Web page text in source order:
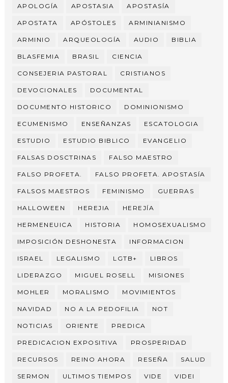
APOLOGÍA APOSTASIA APOSTASÍA
APOSTATA APÓSTOLES ARMINIANISMO
ARMINIO ARQUEOLOGÍA AUDIO BIBLIA
BLASFEMIA BRASIL CIENCIA
CONSEJERIA PASTORAL CRISTIANOS
DEVOCIONALES DOCUMENTAL
DOCUMENTO HISTORICO DOMINIONISMO
ECUMENISMO ENSEÑANZAS ESCATOLOGIA
ESTUDIO ESTUDIO BIBLICO EVANGELIO
FALSAS DOSCTRINAS FALSO MAESTRO
FALSO PROFETA. FALSO PROFETA. APOSTASÍA
FALSOS MAESTROS FEMINISMO GUERRAS
HALLOWEEN HEREJIA HEREJÍA
HERMENEUICA HISTORIA HOMOSEXUALISMO
IMPOSICIÓN DESHONESTA INFORMACION
ISRAEL LEGALISMO LGTB+ LIBROS
LIDERAZGO MIGUEL ROSELL MISIONES
MOHLER MORALISMO MOVIMIENTOS
NAVIDAD NO A LA PEDOFILIA NOT
NOTICIAS ORIENTE PREDICA
PREDICACION EXPOSITIVA PROSPERIDAD
RECURSOS REINO AHORA RESEÑA SALUD
SERMON ULTIMOS TIEMPOS VIDE VIDEI